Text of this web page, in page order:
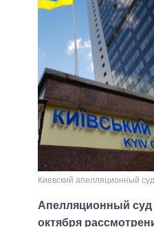
Киевский апелляционный суд
Апелляционный суд
октября